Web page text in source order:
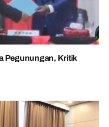
Pegunungan, Kritik